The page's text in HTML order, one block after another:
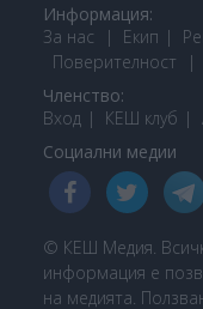
Информация:
За нас
Екип
Поверителност
Членство:
Вход
КЕШ клуб
Социални медии
© КЕШ Медия.
информация е
на медията.